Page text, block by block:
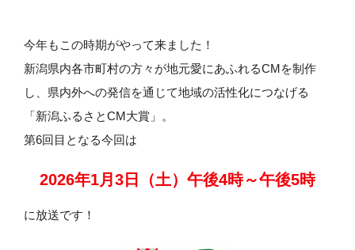
今年もこの時期がやって来ました！
新潟県内各市町村の方々が地元愛にあふれるCMを制作
し、県内外への発信を通じて地域の活性化につなげる
「新潟ふるさとCM大賞」。
第6回目となる今回は
2026年1月3日（土）午後4時～午後5時
に放送です！